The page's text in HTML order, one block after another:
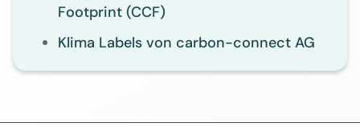
Footprint (CCF)
Klima Labels von carbon-connect AG